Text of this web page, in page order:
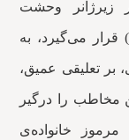
زیرژانر وحشت
می‌گیرد، به
بر تعلیقی عمیق،
مخاطب را درگیر
خانواده‌ی